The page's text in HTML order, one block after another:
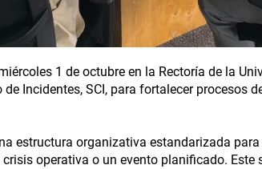
1 de octubre en la Rectoría de la
Incidentes, SCI, para fortalecer procesos
estructura organizativa estandarizada
operativa o un evento planificado.